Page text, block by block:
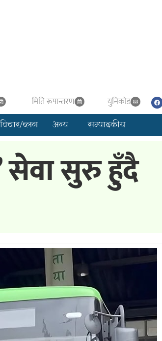
मिति रूपान्तरण युनिकाेड
विचार/ब्लग अन्य सम्पादकीय
सेवा सुरु हुँदै